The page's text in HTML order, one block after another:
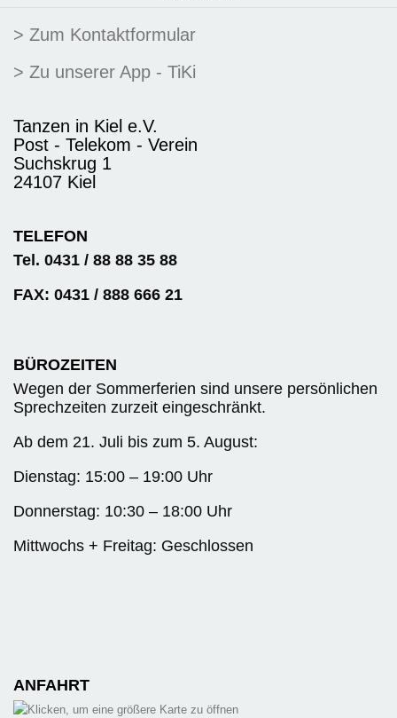
> Zum Kontaktformular
> Zu unserer App - TiKi
Tanzen in Kiel e.V.
Post - Telekom - Verein
Suchskrug 1
24107 Kiel
TELEFON
Tel. 0431 / 88 88 35 88
FAX: 0431 / 888 666 21
BÜROZEITEN
Wegen der Sommerferien sind unsere persönlichen
Sprechzeiten zurzeit eingeschränkt.
Ab dem 21. Juli bis zum 5. August:
Dienstag: 15:00 – 19:00 Uhr
Donnerstag: 10:30 – 18:00 Uhr
Mittwochs + Freitag: Geschlossen
ANFAHRT